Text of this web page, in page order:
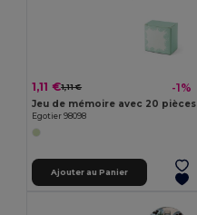
1,11 €1,11 € -1%
Jeu de mémoire avec 20 pièces
Egotier 98098
Ajouter au Panier